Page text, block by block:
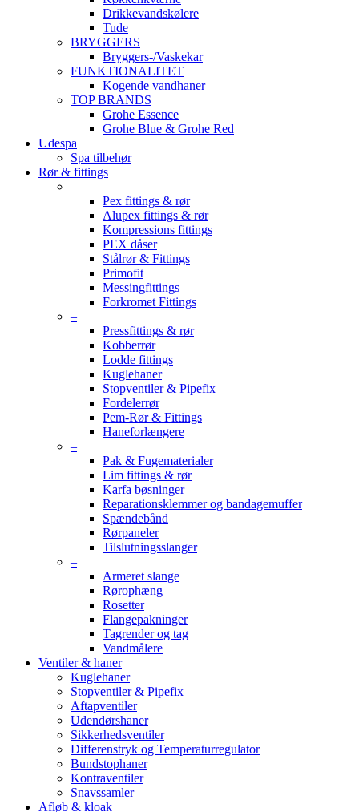
Drikkevandskølere
Tude
BRYGGERS
Bryggers-/Vaskekar
FUNKTIONALITET
Kogende vandhaner
TOP BRANDS
Grohe Essence
Grohe Blue & Grohe Red
Udespa
Spa tilbehør
Rør & fittings
–
Pex fittings & rør
Alupex fittings & rør
Kompressions fittings
PEX dåser
Stålrør & Fittings
Primofit
Messingfittings
Forkromet Fittings
–
Pressfittings & rør
Kobberrør
Lodde fittings
Kuglehaner
Stopventiler & Pipefix
Fordelerrør
Pem-Rør & Fittings
Haneforlængere
–
Pak & Fugematerialer
Lim fittings & rør
Karfa bøsninger
Reparationsklemmer og bandagemuffer
Spændebånd
Rørpaneler
Tilslutningsslanger
–
Armeret slange
Rørophæng
Rosetter
Flangepakninger
Tagrender og tag
Vandmålere
Ventiler & haner
Kuglehaner
Stopventiler & Pipefix
Aftapventiler
Udendørshaner
Sikkerhedsventiler
Differenstryk og Temperaturregulator
Bundstophaner
Kontraventiler
Snavssamler
Afløb & kloak